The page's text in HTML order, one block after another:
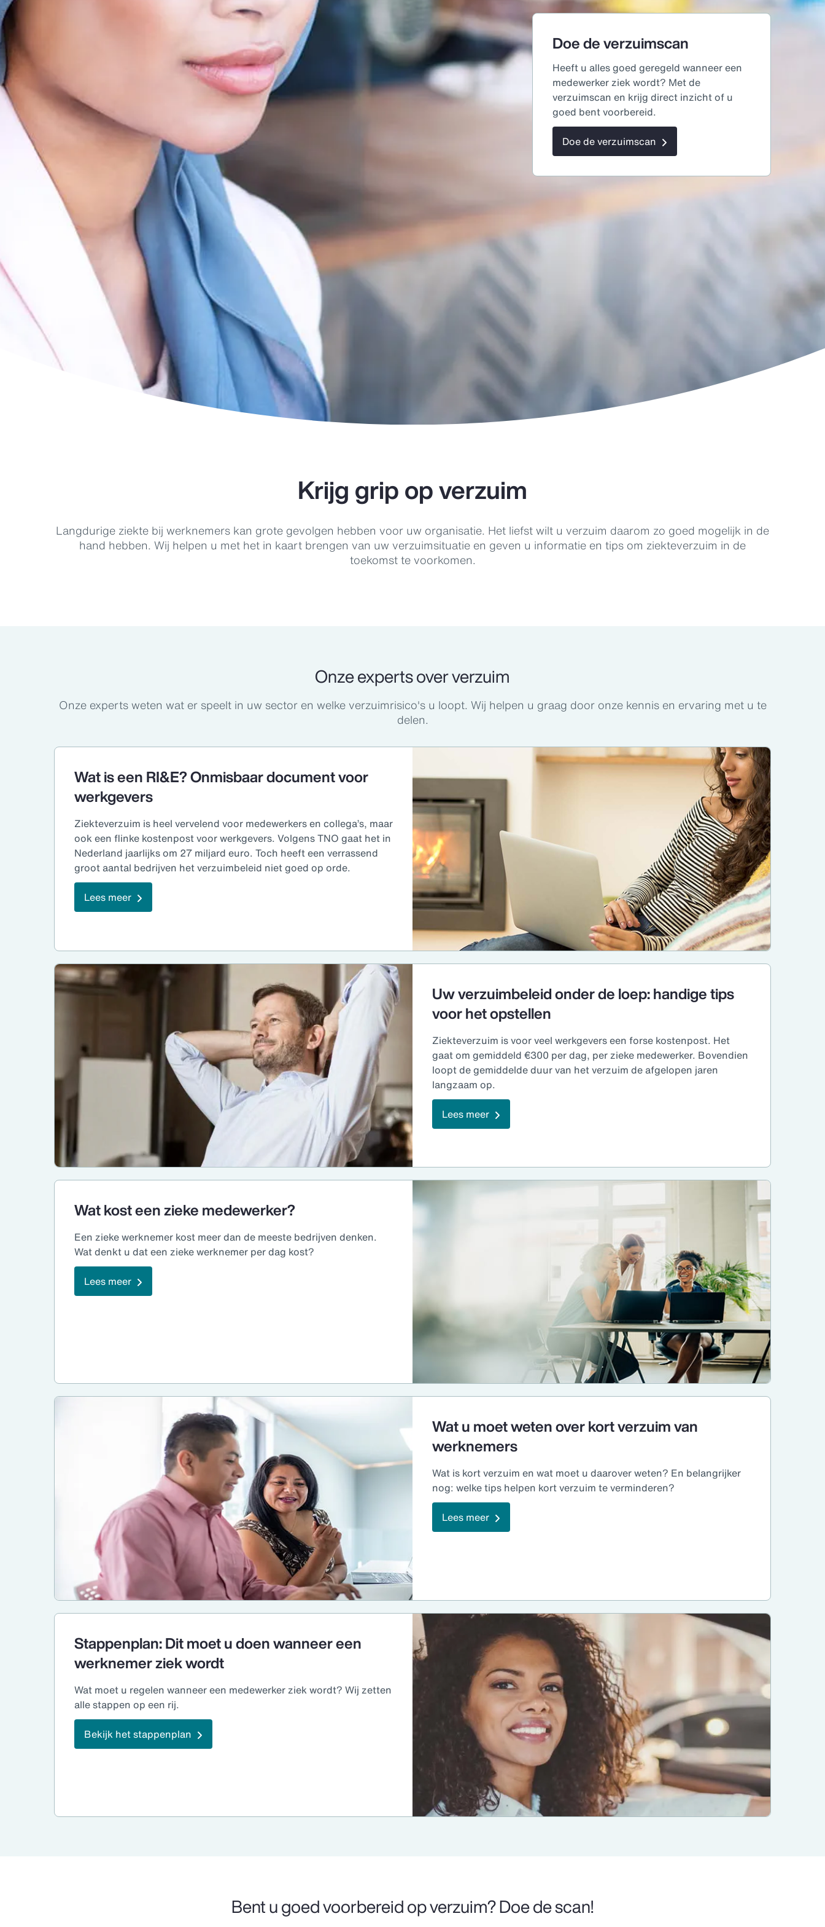
Doe de verzuimscan
Heeft u alles goed geregeld wanneer een
medewerker ziek wordt? Met de
verzuimscan en krijg direct inzicht of u
goed bent voorbereid.
Doe de verzuimscan
Krijg grip op verzuim
Langdurige ziekte bij werknemers kan grote gevolgen hebben voor uw organisatie. Het liefst wilt u verzuim daarom zo goed mogelijk in de
hand hebben. Wij helpen u met het in kaart brengen van uw verzuimsituatie en geven u informatie en tips om ziekteverzuim in de
toekomst te voorkomen.
Onze experts over verzuim
Onze experts weten wat er speelt in uw sector en welke verzuimrisico's u loopt. Wij helpen u graag door onze kennis en ervaring met u te
delen.
Wat is een RI&E? Onmisbaar document voor
werkgevers
Ziekteverzuim is heel vervelend voor medewerkers en collega’s, maar
ook een flinke kostenpost voor werkgevers. Volgens TNO gaat het in
Nederland jaarlijks om 27 miljard euro. Toch heeft een verrassend
groot aantal bedrijven het verzuimbeleid niet goed op orde.
Lees meer
Uw verzuimbeleid onder de loep: handige tips
voor het opstellen
Ziekteverzuim is voor veel werkgevers een forse kostenpost. Het
gaat om gemiddeld €300 per dag, per zieke medewerker. Bovendien
loopt de gemiddelde duur van het verzuim de afgelopen jaren
langzaam op.
Lees meer
Wat kost een zieke medewerker?
Een zieke werknemer kost meer dan de meeste bedrijven denken.
Wat denkt u dat een zieke werknemer per dag kost?
Lees meer
Wat u moet weten over kort verzuim van
werknemers
Wat is kort verzuim en wat moet u daarover weten? En belangrijker
nog: welke tips helpen kort verzuim te verminderen?
Lees meer
Stappenplan: Dit moet u doen wanneer een
werknemer ziek wordt
Wat moet u regelen wanneer een medewerker ziek wordt? Wij zetten
alle stappen op een rij.
Bekijk het stappenplan
Bent u goed voorbereid op verzuim? Doe de scan!